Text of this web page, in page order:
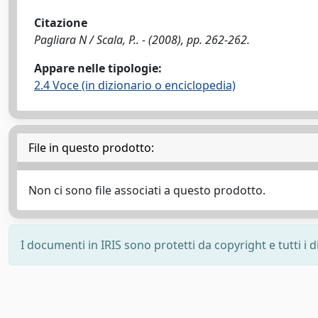
Citazione
Pagliara N / Scala, P.. - (2008), pp. 262-262.
Appare nelle tipologie:
2.4 Voce (in dizionario o enciclopedia)
File in questo prodotto:
Non ci sono file associati a questo prodotto.
I documenti in IRIS sono protetti da copyright e tutti i